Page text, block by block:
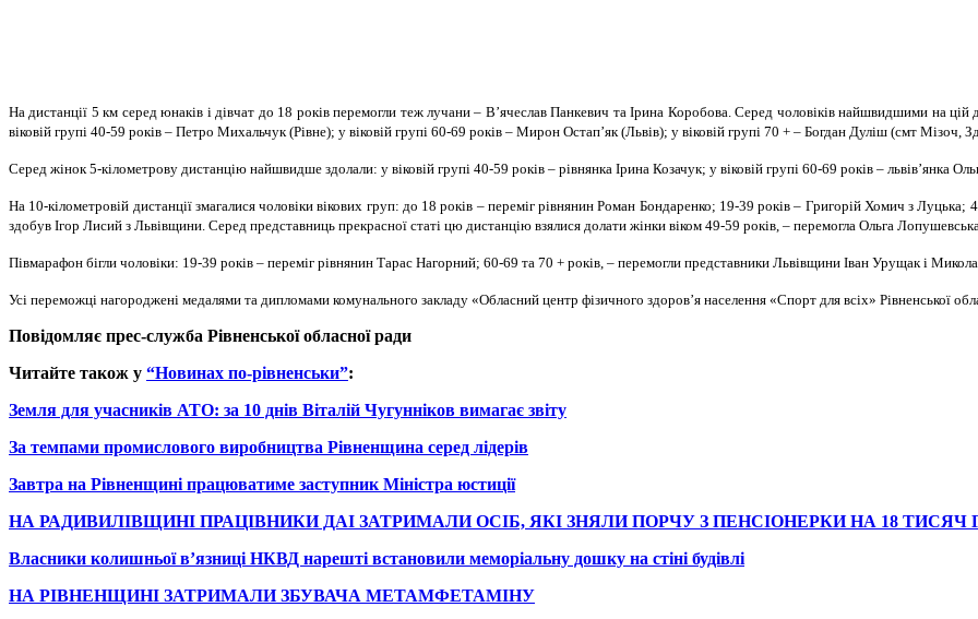
На дистанції 5 км серед юнаків і дівчат до 18 років перемогли теж лучани – В’ячеслав Панкевич та Ірина Коробова. Серед чоловіків найшвидшими на
віковій групі 40-59 років – Петро Михальчук (Рівне); у віковій групі 60-69 років – Мирон Остап’як (Львів); у віковій групі 70 + – Богдан Дуліш (смт Мізоч,
Серед жінок 5-кілометрову дистанцію найшвидше здолали: у віковій групі 40-59 років – рівнянка Ірина Козачук; у віковій групі 60-69 років – львів’янка
На 10-кілометровій дистанції змагалися чоловіки вікових груп: до 18 років – переміг рівнянин Роман Бондаренко; 19-39 років – Григорій Хомич з
здобув Ігор Лисий з Львівщини. Серед представниць прекрасної статі цю дистанцію взялися долати жінки віком 49-59 років, – перемогла Ольга
Півмарафон бігли чоловіки: 19-39 років – переміг рівнянин Тарас Нагорний; 60-69 та 70 + років, – перемогли представники Львівщини Іван Урущак і
Усі переможці нагороджені медалями та дипломами комунального закладу «Обласний центр фізичного здоров’я населення «Спорт для всіх» Рівненської
Повідомляє прес-служба Рівненської обласної ради
Читайте також у “Новинах по-рівненськи”:
Земля для учасників АТО: за 10 днів Віталій Чугунніков вимагає звіту
За темпами промислового виробництва Рівненщина серед лідерів
Завтра на Рівненщині працюватиме заступник Міністра юстиції
НА РАДИВИЛІВЩИНІ ПРАЦІВНИКИ ДАІ ЗАТРИМАЛИ ОСІБ, ЯКІ ЗНЯЛИ ПОРЧУ З ПЕНСІОНЕРКИ НА 18 ТИСЯЧ
Власники колишньої в’язниці НКВД нарешті встановили меморіальну дошку на стіні будівлі
НА РІВНЕНЩИНІ ЗАТРИМАЛИ ЗБУВАЧА МЕТАМФЕТАМІНУ